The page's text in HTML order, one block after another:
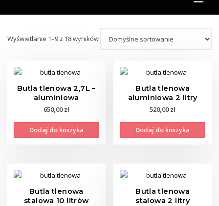
Wyświetlanie 1–9 z 18 wyników
Butla tlenowa 2,7L –
aluminiowa
650,00zł
Dodaj do koszyka
Butla tlenowa
aluminiowa 2 litry
520,00zł
Dodaj do koszyka
Butla tlenowa
stalowa 10 litrów
Butla tlenowa
stalowa 2 litry